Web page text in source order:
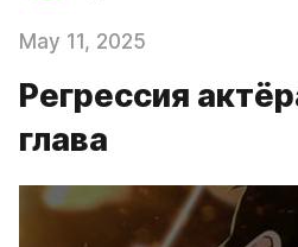
May 11, 2025
Регрессия
глава